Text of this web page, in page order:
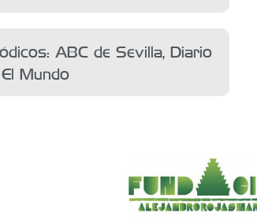
ABC de Sevilla, Diario
Mundo